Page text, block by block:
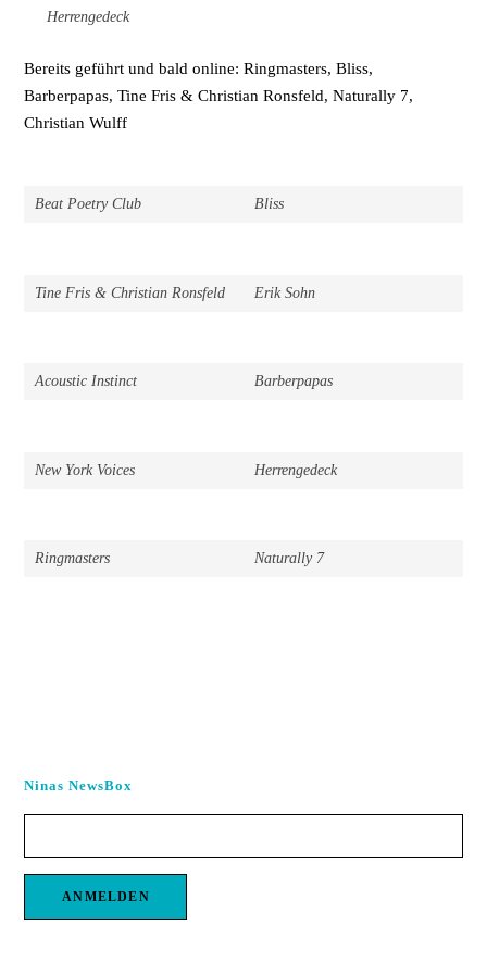
Herrengedeck
Bereits geführt und bald online: Ringmasters, Bliss,
Barberpapas, Tine Fris & Christian Ronsfeld, Naturally 7,
Christian Wulff
Beat Poetry Club Bliss
Tine Fris & Christian Ronsfeld Erik Sohn
Acoustic Instinct Barberpapas
New York Voices Herrengedeck
Ringmasters Naturally 7
Ninas NewsBox